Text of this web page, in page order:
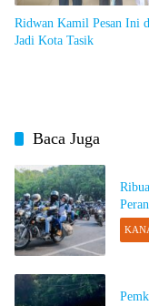
Ridwan Kamil Pesan Ini
Jadi Kota Tasik
Baca Juga